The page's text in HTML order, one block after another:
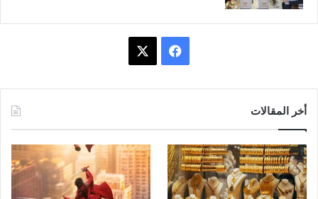
و
ك
أخر المقالات